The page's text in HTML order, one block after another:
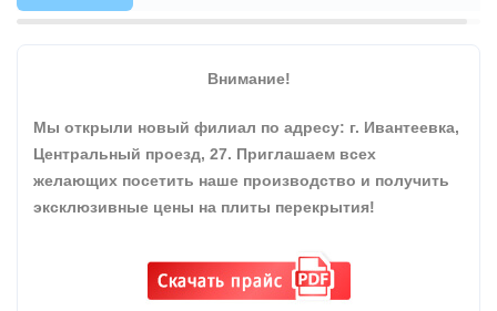
Внимание!
Мы открыли новый филиал по адресу: г. Ивантеевка,
Центральный проезд, 27. Приглашаем всех
желающих посетить наше производство и получить
эксклюзивные цены на плиты перекрытия!